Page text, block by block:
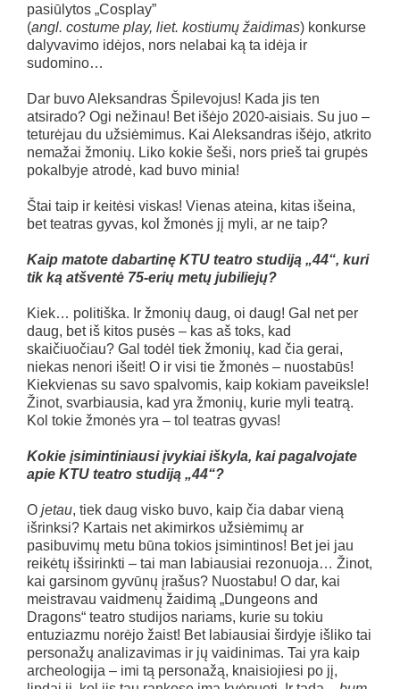
pasiūlytos „Cosplay”
(angl. costume play, liet. kostiumų žaidimas) konkurse
dalyvavimo idėjos, nors nelabai ką ta idėja ir
sudomino…
Dar buvo Aleksandras Špilevojus! Kada jis ten
atsirado? Ogi nežinau! Bet išėjo 2020-aisiais. Su juo –
teturėjau du užsiėmimus. Kai Aleksandras išėjo, atkrito
nemažai žmonių. Liko kokie šeši, nors prieš tai grupės
pokalbyje atrodė, kad buvo minia!
Štai taip ir keitėsi viskas! Vienas ateina, kitas išeina,
bet teatras gyvas, kol žmonės jį myli, ar ne taip?
Kaip matote dabartinę KTU teatro studiją „44“, kuri
tik ką atšventė 75-erių metų jubiliejų?
Kiek… politiška. Ir žmonių daug, oi daug! Gal net per
daug, bet iš kitos pusės – kas aš toks, kad
skaičiuočiau? Gal todėl tiek žmonių, kad čia gerai,
niekas nenori išeit! O ir visi tie žmonės – nuostabūs!
Kiekvienas su savo spalvomis, kaip kokiam paveiksle!
Žinot, svarbiausia, kad yra žmonių, kurie myli teatrą.
Kol tokie žmonės yra – tol teatras gyvas!
Kokie įsimintiniausi įvykiai iškyla, kai pagalvojate
apie KTU teatro studiją „44“?
O jetau, tiek daug visko buvo, kaip čia dabar vieną
išrinksi? Kartais net akimirkos užsiėmimų ar
pasibuvimų metu būna tokios įsimintinos! Bet jei jau
reikėtų išsirinkti – tai man labiausiai rezonuoja… Žinot,
kai garsinom gyvūnų įrašus? Nuostabu! O dar, kai
meistravau vaidmenų žaidimą „Dungeons and
Dragons“ teatro studijos nariams, kurie su tokiu
entuziazmu norėjo žaist! Bet labiausiai širdyje išliko tai
personažų analizavimas ir jų vaidinimas. Tai yra kaip
archeologija – imi tą personažą, knaisiojiesi po jį,